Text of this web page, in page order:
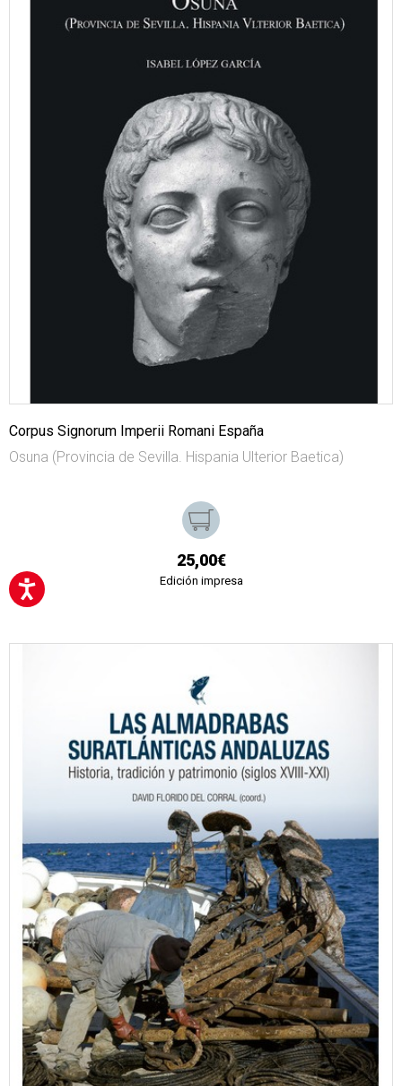
Corpus Signorum Imperii Romani España
Osuna (Provincia de Sevilla. Hispania Ulterior Baetica)
25,00€
Edición impresa